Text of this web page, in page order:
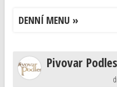
DENNÍ MENU »
Pivovar